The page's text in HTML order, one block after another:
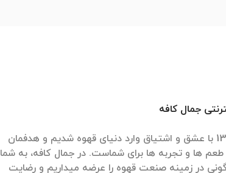
جمال کافه
ما از سال 1396 با عشق و اشتیاق وارد دنیای قهوه شدیم و هدفمان
طعم ها و تجربه ها برای شماست. در جمال کافه، به شما
در زمینه صنعت قهوه را عرضه میداریم و رضایت